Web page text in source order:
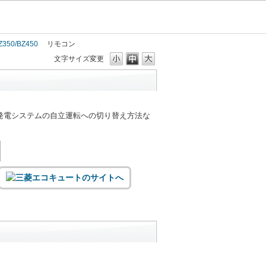
BZ450
リモコン
文字サイズ変更
システムの自立運転への切り替え方法な